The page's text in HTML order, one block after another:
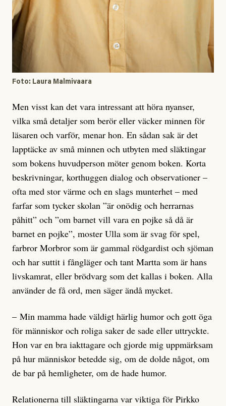
Foto: Laura Malmivaara
Men visst kan det vara intressant att höra nyanser,
vilka små detaljer som berör eller väcker minnen för
läsaren och varför, menar hon. En sådan sak är det
lapptäcke av små minnen och utbyten med släktingar
som bokens huvudperson möter genom boken. Korta
beskrivningar, korthuggen dialog och observationer –
ofta med stor värme och en slags munterhet – med
farfar som tycker skolan ”är onödig och herrarnas
påhitt” och ”om barnet vill vara en pojke så då är
barnet en pojke”, moster Ulla som är svag för spel,
farbror Morbror som är gammal rödgardist och sjöman
och har suttit i fångläger och tant Martta som är hans
livskamrat, eller brödvarg som det kallas i boken. Alla
använder de få ord, men säger ändå mycket.
– Min mamma hade väldigt härlig humor och gott öga
för människor och roliga saker de sade eller uttryckte.
Hon var en bra iakttagare och gjorde mig uppmärksam
på hur människor betedde sig, om de dolde något, om
de bar på hemligheter, om de hade humor.
Relationerna till släktingarna var viktiga för Pirkko